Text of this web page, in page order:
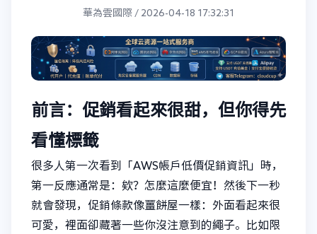
華為雲國際 / 2026-04-18 17:32:31
前言：促銷看起來很甜，但你得先
看懂標籤
很多人第一次看到「AWS帳戶低價促銷資訊」時，
第一反應通常是：欸？怎麼這麼便宜！然後下一秒
就會發現，促銷條款像薑餅屋一樣：外面看起來很
可愛，裡面卻藏著一些你沒注意到的繩子。比如限